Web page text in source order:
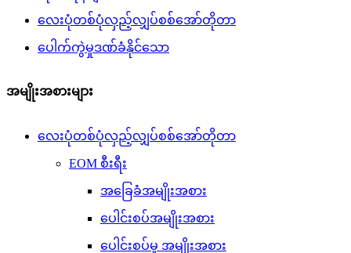
လေးပုံတစ်ပုံလှည့်လျှပ်စစ်အော်တိုတာ
ပေါက်ကွဲမှုဒဏ်ခံနိုင်သော
အမျိုးအစားများ
လေးပုံတစ်ပုံလှည့်လျှပ်စစ်အော်တိုတာ
EOM စီးရီး
အခြေခံအမျိုးအစား
ပေါင်းစပ်အမျိုးအစား
ပေါင်းစပ်မှု အမျိုးအစား